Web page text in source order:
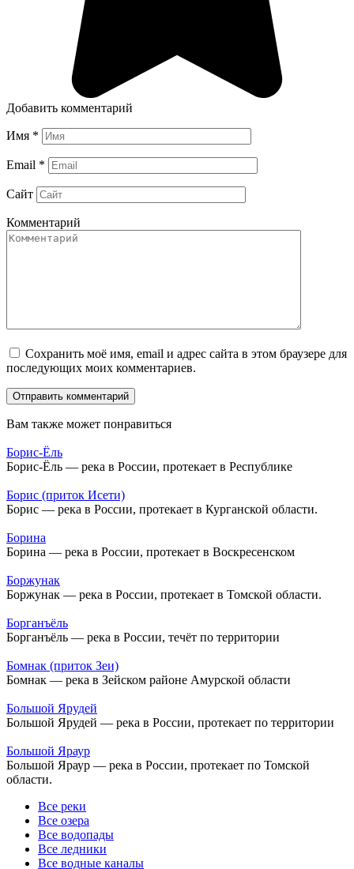
Добавить комментарий
Имя *
Email *
Сайт
Комментарий
Сохранить моё имя, email и адрес сайта в этом браузере для
последующих моих комментариев.
Вам также может понравиться
Борис-Ёль
Борис-Ёль — река в России, протекает в Республике
Борис (приток Исети)
Борис — река в России, протекает в Курганской области.
Борина
Борина — река в России, протекает в Воскресенском
Боржунак
Боржунак — река в России, протекает в Томской области.
Борганъёль
Борганъёль — река в России, течёт по территории
Бомнак (приток Зеи)
Бомнак — река в Зейском районе Амурской области
Большой Ярудей
Большой Ярудей — река в России, протекает по территории
Большой Яраур
Большой Яраур — река в России, протекает по Томской
области.
Все реки
Все озера
Все водопады
Все ледники
Все водные каналы